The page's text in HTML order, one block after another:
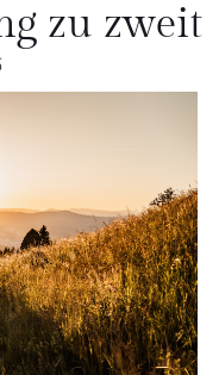
zu zweit